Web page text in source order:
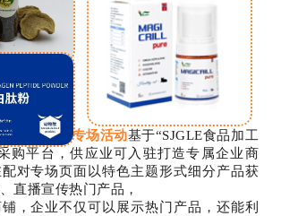
白肽粉
南极磷虾油
宠物保健专场活动基于“SJGLE食品加工
购平台，供应业可入驻打造专属企业商
对专场页面以特色主题形式细分产品获
直播宣传热门产品，
，企业不仅可以展示热门产品，还能利